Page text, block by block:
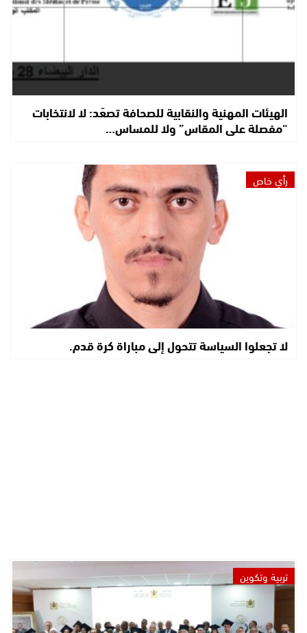
الهيئات المهنية والنقابية للصحافة تصعّد: لا لانتخابات
“مفصلة على المقاس” ولا للمساس…
رأي خاص
لا تجعلوا السياسة تتحول إلى مباراة كرة قدم.
تربية وتكوين